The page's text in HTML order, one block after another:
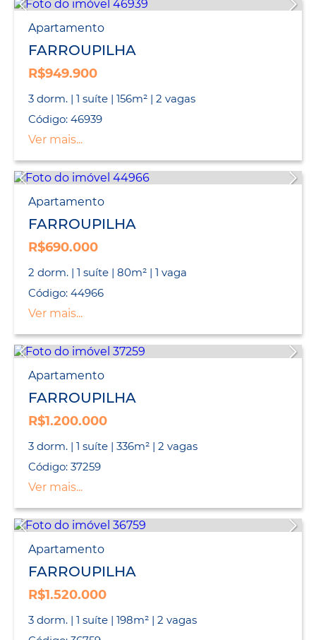
Apartamento
FARROUPILHA
R$949.900
3 dorm. | 1 suíte | 156m² | 2 vagas
Código: 46939
Ver mais...
Apartamento
FARROUPILHA
R$690.000
2 dorm. | 1 suíte | 80m² | 1 vaga
Código: 44966
Ver mais...
Apartamento
FARROUPILHA
R$1.200.000
3 dorm. | 1 suíte | 336m² | 2 vagas
Código: 37259
Ver mais...
Apartamento
FARROUPILHA
R$1.520.000
3 dorm. | 1 suíte | 198m² | 2 vagas